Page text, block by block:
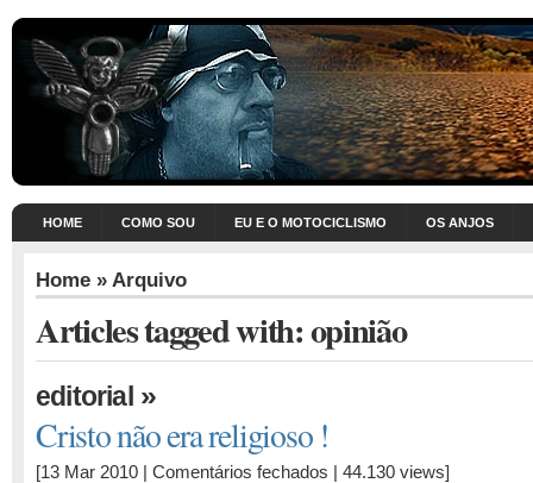
HOME COMO SOU EU E O MOTOCICLISMO OS ANJOS
Home » Arquivo
Articles tagged with: opinião
editorial»
Cristo não era religioso !
[13 Mar 2010 | Comentários fechados em| 44.130 views]